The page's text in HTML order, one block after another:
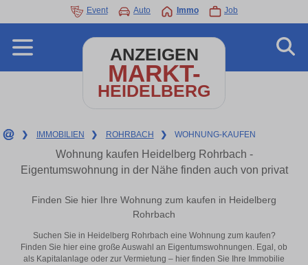
Event Auto Immo Job
ANZEIGEN
MARKT-
HEIDELBERG
❯ IMMOBILIEN ❯ ROHRBACH ❯ WOHNUNG-KAUFEN
Wohnung kaufen Heidelberg Rohrbach -
Eigentumswohnung in der Nähe finden auch von privat
Finden Sie hier Ihre Wohnung zum kaufen in Heidelberg
Rohrbach
Suchen Sie in Heidelberg Rohrbach eine Wohnung zum kaufen?
Finden Sie hier eine große Auswahl an Eigentumswohnungen. Egal, ob
als Kapitalanlage oder zur Vermietung – hier finden Sie Ihre Immobilie